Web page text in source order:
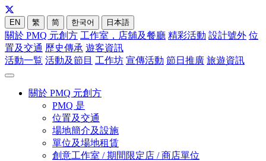
EN 繁 简 한국어 日本語
關於 PMQ 元創方 工作室，店舖及餐廳 精彩活動 設計號外 位
置及交通 歷史傳承 遊客資訊
活動一覧 活動及節目 工作坊 宣傳活動 節日推廣 旅遊資訊
關於 PMQ 元創方
PMQ 是
位置及交通
場地簡介及設施
單位及場地租賃
創意工作室 / 期間限定店 / 商店單位